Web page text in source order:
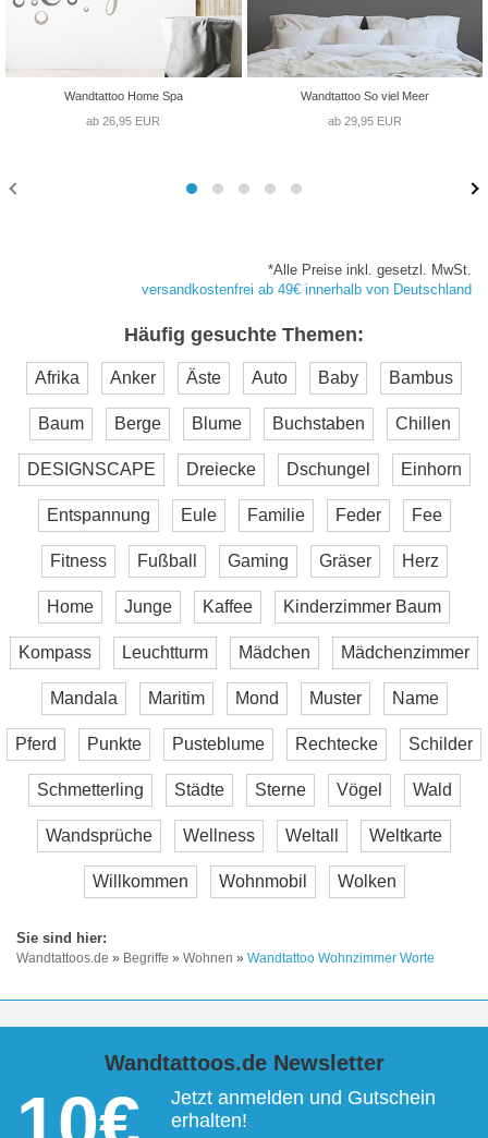
Wandtattoo Home Spa
ab 26,95 EUR
Wandtattoo So viel Meer
ab 29,95 EUR
*Alle Preise inkl. gesetzl. MwSt.
versandkostenfrei ab 49€ innerhalb von Deutschland
Häufig gesuchte Themen:
Afrika Anker Äste Auto Baby Bambus
Baum Berge Blume Buchstaben Chillen
DESIGNSCAPE Dreiecke Dschungel Einhorn
Entspannung Eule Familie Feder Fee
Fitness Fußball Gaming Gräser Herz
Home Junge Kaffee Kinderzimmer Baum
Kompass Leuchtturm Mädchen Mädchenzimmer
Mandala Maritim Mond Muster Name
Pferd Punkte Pusteblume Rechtecke Schilder
Schmetterling Städte Sterne Vögel Wald
Wandsprüche Wellness Weltall Weltkarte
Willkommen Wohnmobil Wolken
Wandtattoos.de » Begriffe » Wohnen » Wandtattoo Wohnzimmer Worte
Wandtattoos.de Newsletter
Jetzt anmelden und Gutschein
erhalten!